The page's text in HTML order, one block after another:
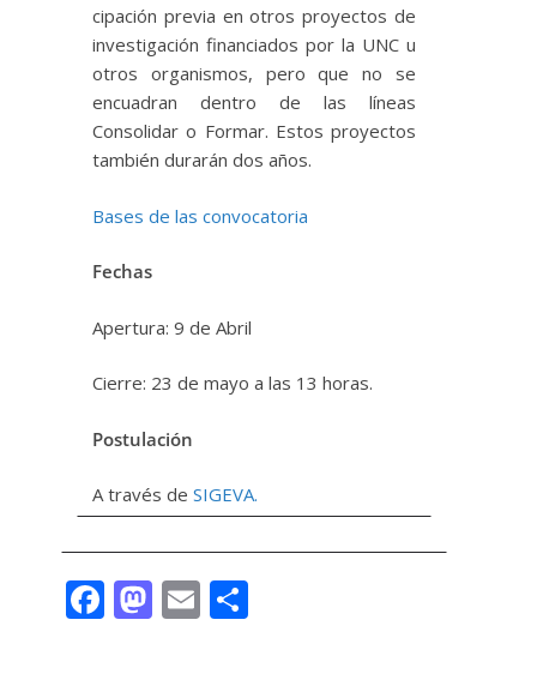
cipación previa en otros proyectos de
investigación financiados por la UNC u
otros organismos, pero que no se
encuadran dentro de las líneas
Consolidar o Formar. Estos proyectos
también durarán dos años.
Bases de las convocatoria
Fechas
Apertura: 9 de Abril
Cierre: 23 de mayo a las 13 horas.
Postulación
A través de SIGEVA.
F M E